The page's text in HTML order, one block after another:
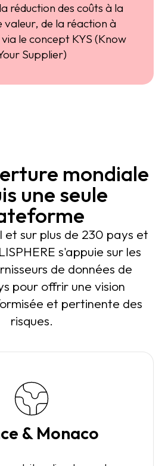
réduction des coûts à la
valeur, de la réaction à
le concept KYS (Know
Supplier)
mondiale
une seule
sur plus de 230 pays et
s'appuie sur les
de données de
pour offrir une vision
et pertinente des
risques.
& Monaco